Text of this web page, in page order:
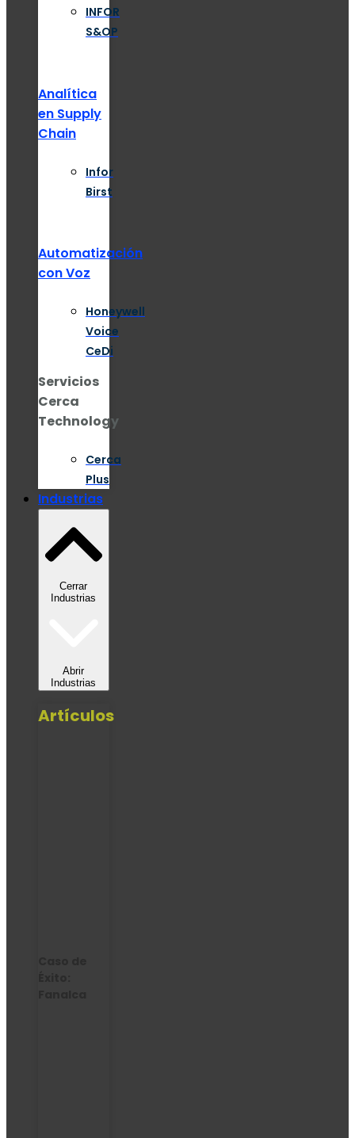
INFOR
S&OP
Analítica
en Supply
Chain
Infor
Birst
Automatización
con Voz
Honeywell
Voice
CeDi
Servicios
Cerca
Technology
Cerca
Plus
Industrias
Cerrar
Industrias
Abrir
Industrias
Artículos